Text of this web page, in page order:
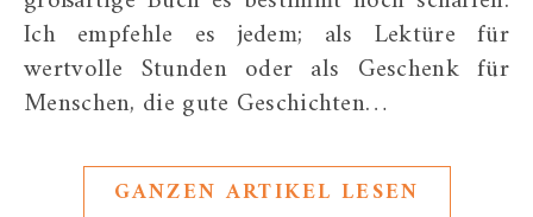
Ich empfehle es jedem; als Lektüre für
wertvolle Stunden oder als Geschenk für
Menschen, die gute Geschichten…
GANZEN ARTIKEL LESEN